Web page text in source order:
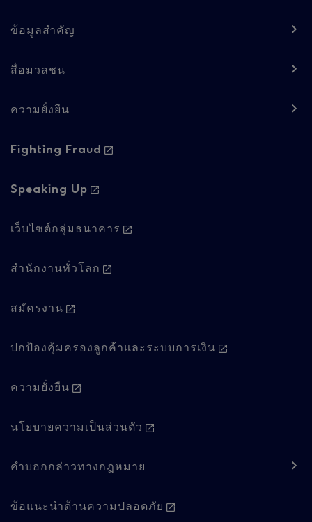
ข้อมูลสำคัญ
สื่อมวลชน
ความยั่งยืน
Footer
-
Column
Fighting Fraud
Speaking Up
เว็บไซต์กลุ่มธนาคาร
สํานักงานทั่วโลก
สมัครงาน
ปกป้องคุ้มครองลูกค้าและระบบการเงิน
ความยั่งยืน
Footer
-
Regulatory
นโยบายความเป็นส่วนตัว
คำบอกกล่าวทางกฎหมาย
ข้อแนะนำด้านความปลอดภัย